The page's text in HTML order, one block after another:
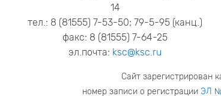
14
тел.: 8 (81555) 7-53-50; 79-5-95 (канц.)
факс: 8 (81555) 7-64-25
эл.почта: ksc@ksc.ru
Сайт зарегистрирован
номер записи о регистрации ЭЛ